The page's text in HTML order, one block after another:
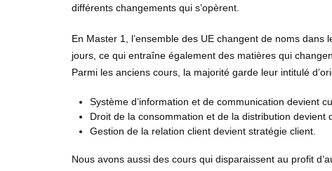
différents changements qui s’opèrent.
En Master 1, l’ensemble des UE changent de noms
jours, ce qui entraîne également des matières qui
Parmi les anciens cours, la majorité garde leur intitulé
Système d’information et de communication devient
Droit de la consommation et de la distribution devient
Gestion de la relation client devient stratégie client.
Nous avons aussi des cours qui disparaissent au profit